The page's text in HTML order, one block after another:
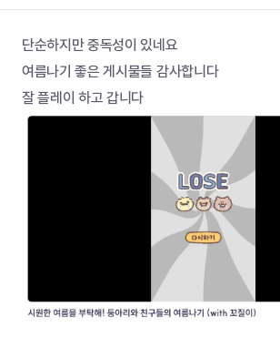
단순하지만 중독성이 있네요
여름나기 좋은 게시물들 감사합니다
잘 플레이 하고 갑니다